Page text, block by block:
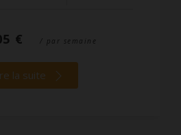
€ / par semaine
la suite